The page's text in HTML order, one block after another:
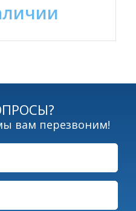
вам перезвоним!